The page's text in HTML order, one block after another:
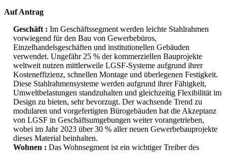
Auf Antrag
Geschäft : Im Geschäftssegment werden leichte Stahlrahmen
vorwiegend für den Bau von Gewerbebüros,
Einzelhandelsgeschäften und institutionellen Gebäuden
verwendet. Ungefähr 25 % der kommerziellen Bauprojekte
weltweit nutzen mittlerweile LGSF-Systeme aufgrund ihrer
Kosteneffizienz, schnellen Montage und überlegenen Festigkeit.
Diese Stahlrahmensysteme werden aufgrund ihrer Fähigkeit,
Umweltbelastungen standzuhalten und gleichzeitig Flexibilität im
Design zu bieten, sehr bevorzugt. Der wachsende Trend zu
modularen und vorgefertigten Bürogebäuden hat die Akzeptanz
von LGSF in Geschäftsumgebungen weiter vorangetrieben,
wobei im Jahr 2023 über 30 % aller neuen Gewerbebauprojekte
dieses Material beinhalten.
Wohnen : Das Wohnsegment ist ein wichtiger Treiber des